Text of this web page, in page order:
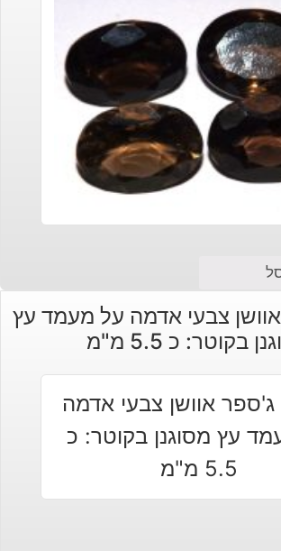
צבעי אדמה על מעמד עץ
בקוטר: כ 5.5 מ"מ